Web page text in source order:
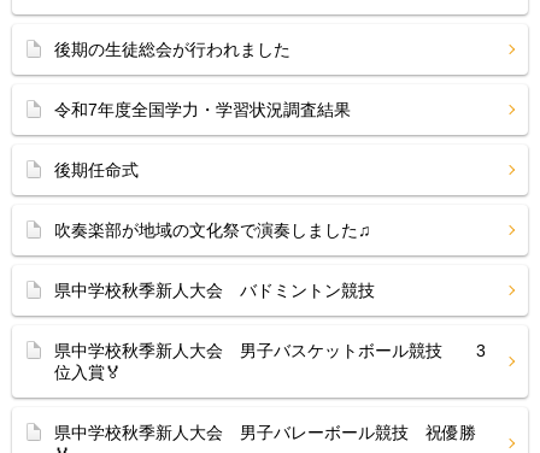
後期の生徒総会が行われました
令和7年度全国学力・学習状況調査結果
後期任命式
吹奏楽部が地域の文化祭で演奏しました♫
県中学校秋季新人大会 バドミントン競技
県中学校秋季新人大会 男子バスケットボール競技 3
位入賞🏅
県中学校秋季新人大会 男子バレーボール競技 祝優勝